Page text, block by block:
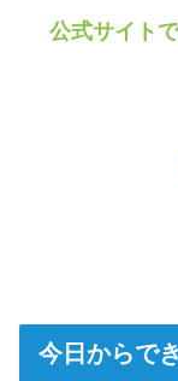
公式サイト
今日からで